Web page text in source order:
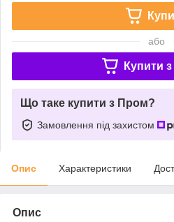
або
Купити з
Що таке купити з Пром?
Замовлення під захистом
Опис Характеристики
Опис